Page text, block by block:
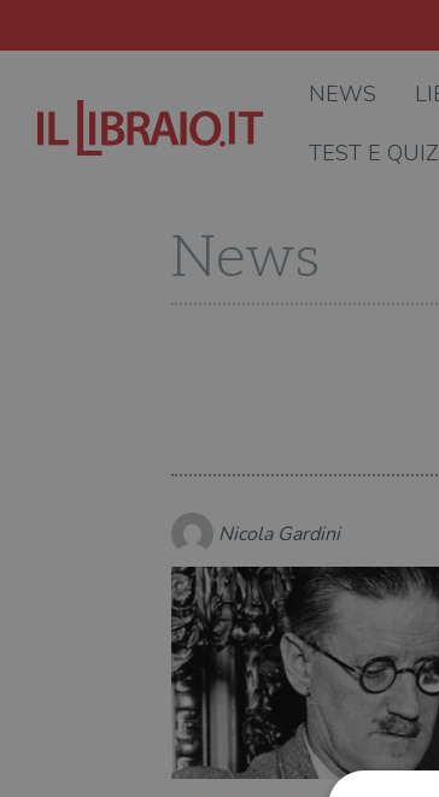
NEWS
TEST E QUIZ
News
Nicola Gardini